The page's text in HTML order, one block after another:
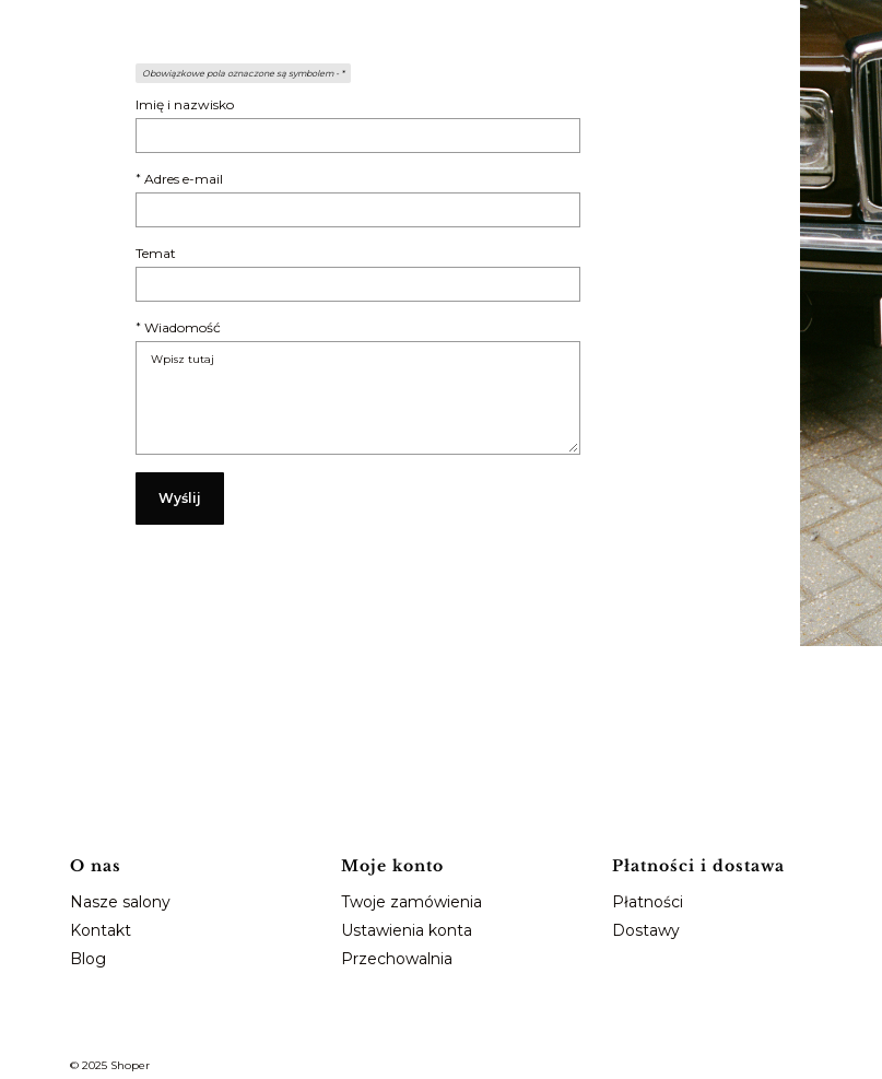
Obowiązkowe pola oznaczone są symbolem - *
Imię i nazwisko
* Adres e-mail
Temat
* Wiadomość
Wyślij
Linki w stopce
O nas
Nasze salony
Kontakt
Blog
Moje konto
Twoje zamówienia
Ustawienia konta
Przechowalnia
Płatności i dostawa
Płatności
Dostawy
© 2025 Shoper